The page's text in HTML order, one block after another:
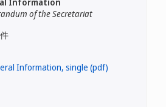
of the Secretariat